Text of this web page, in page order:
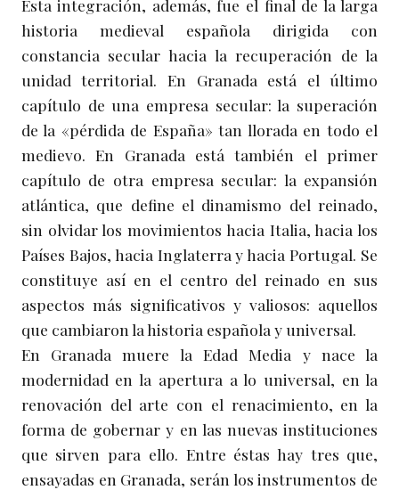
Esta integración, además, fue el final de la larga
historia medieval española dirigida con
constancia secular hacia la recuperación de la
unidad territorial. En Granada está el último
capítulo de una empresa secular: la superación
de la «pérdida de España» tan llorada en todo el
medievo. En Granada está también el primer
capítulo de otra empresa secular: la expansión
atlántica, que define el dinamismo del reinado,
sin olvidar los movimientos hacia Italia, hacia los
Países Bajos, hacia Inglaterra y hacia Portugal. Se
constituye así en el centro del reinado en sus
aspectos más significativos y valiosos: aquellos
que cambiaron la historia española y universal.
En Granada muere la Edad Media y nace la
modernidad en la apertura a lo universal, en la
renovación del arte con el renacimiento, en la
forma de gobernar y en las nuevas instituciones
que sirven para ello. Entre éstas hay tres que,
ensayadas en Granada, serán los instrumentos de